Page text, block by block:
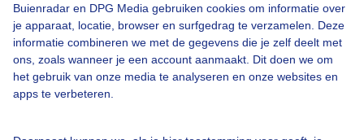
Buienradar en DPG Media gebruiken cookies om informatie over
je apparaat, locatie, browser en surfgedrag te verzamelen. Deze
informatie combineren we met de gegevens die je zelf deelt met
ons, zoals wanneer je een account aanmaakt. Dit doen we om
het gebruik van onze media te analyseren en onze websites en
apps te verbeteren.
Bekijk slideshow